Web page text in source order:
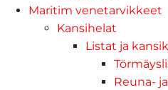
Maritim venetarvikkeet
Kansihelat
Listat ja
Reuna-